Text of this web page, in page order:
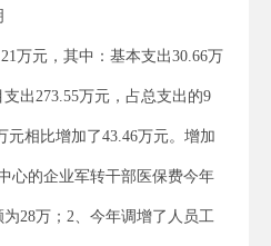
万元，其中：基本支出30.66万
出273.55万元，占总支出的9
元相比增加了43.46万元。增加
心的企业军转干部医保费今年
28万；2、今年调增了人员工